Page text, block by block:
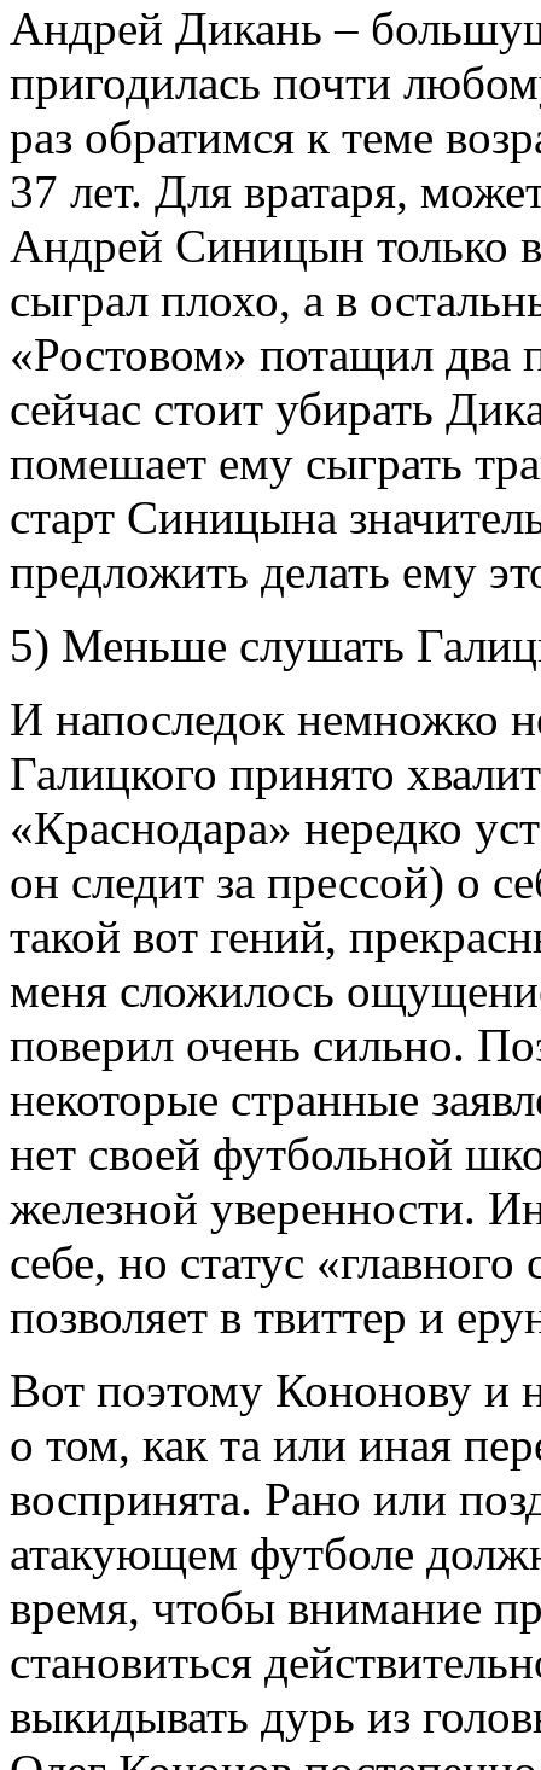
Андрей Дикань –
пригодилась почти
раз обратимся к теме
37 лет. Для вратаря,
Андрей Синицын только
сыграл плохо, а в
«Ростовом» потащил два
сейчас стоит убирать
помешает ему сыграть
старт Синицына
предложить делать ему
5) Меньше слушать
И напоследок немножко
Галицкого принято
«Краснодара» нередко
он следит за прессой) о
такой вот гений,
меня сложилось
поверил очень сильно.
некоторые странные
нет своей футбольной
железной уверенности.
себе, но статус
позволяет в твиттер и
Вот поэтому Кононову и
о том, как та или иная
воспринята. Рано или
атакующем футболе
время, чтобы внимание
становиться
выкидывать дурь из